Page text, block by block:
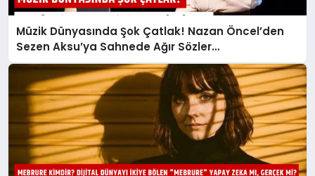
Müzik Dünyasında Şok Çatlak! Nazan Öncel’den
Sezen Aksu’ya Sahnede Ağır Sözler…